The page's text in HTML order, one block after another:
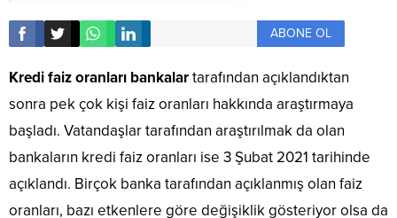
ABONE OL
Kredifaizoranları bankalartarafından açıklandıktan
sonra pek çok kişi faiz oranları hakkında araştırmaya
başladı. Vatandaşlar tarafından araştırılmak da olan
bankaların kredi faiz oranları ise 3 Şubat 2021 tarihinde
açıklandı. Birçok banka tarafından açıklanmış olan faiz
oranları, bazı etkenlere göre değişiklik gösteriyor olsa da